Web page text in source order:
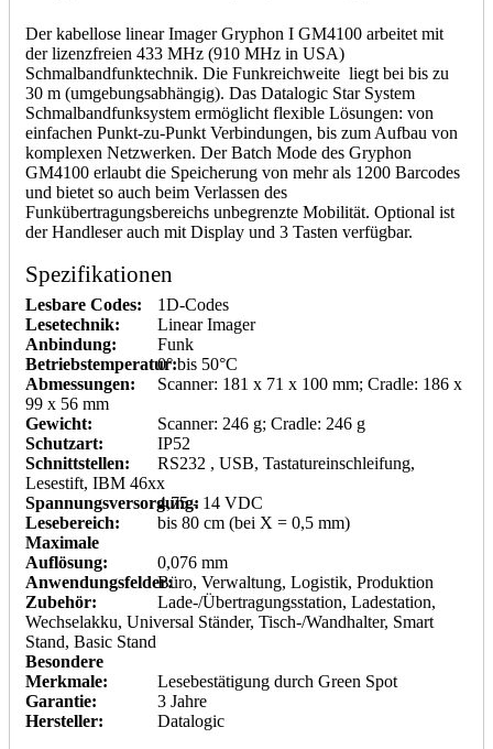
Der kabellose linear Imager Gryphon I GM4100 arbeitet mit
der lizenzfreien 433 MHz (910 MHz in USA)
Schmalbandfunktechnik. Die Funkreichweite liegt bei bis zu
30 m (umgebungsabhängig). Das Datalogic Star System
Schmalbandfunksystem ermöglicht flexible Lösungen: von
einfachen Punkt-zu-Punkt Verbindungen, bis zum Aufbau von
komplexen Netzwerken. Der Batch Mode des Gryphon
GM4100 erlaubt die Speicherung von mehr als 1200 Barcodes
und bietet so auch beim Verlassen des
Funkübertragungsbereichs unbegrenzte Mobilität. Optional ist
der Handleser auch mit Display und 3 Tasten verfügbar.
Spezifikationen
Lesbare Codes:
1D-Codes
Lesetechnik:
Linear Imager
Anbindung:
Funk
Betriebstemperatur:0° bis 50°C
Abmessungen:
Scanner: 181 x 71 x 100 mm; Cradle: 186 x
99 x 56 mm
Gewicht:
Scanner: 246 g; Cradle: 246 g
Schutzart:
IP52
Schnittstellen:
RS232 , USB, Tastatureinschleifung,
Lesestift, IBM 46xx
Spannungsversorgung:4,75 - 14 VDC
Lesebereich:
bis 80 cm (bei X = 0,5 mm)
Maximale
Auflösung:
0,076 mm
Anwendungsfelder:Büro, Verwaltung, Logistik, Produktion
Zubehör:
Lade-/Übertragungsstation, Ladestation,
Wechselakku, Universal Ständer, Tisch-/Wandhalter, Smart
Stand, Basic Stand
Besondere
Merkmale:
Lesebestätigung durch Green Spot
Garantie:
3 Jahre
Hersteller:
Datalogic